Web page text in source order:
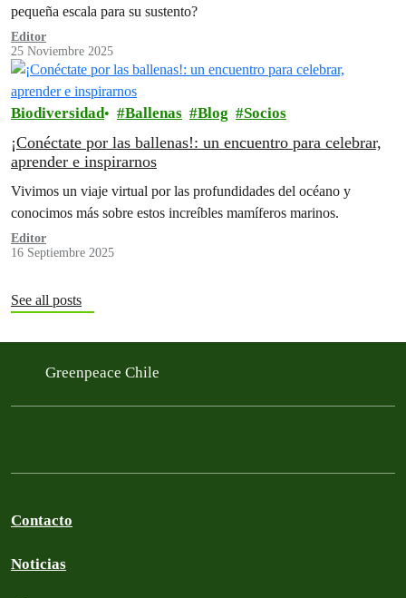
pequeña escala para su sustento?
Editor
25 Noviembre 2025
Biodiversidad Ballenas Blog Socios
¡Conéctate por las ballenas!: un encuentro para celebrar,
aprender e inspirarnos
Vivimos un viaje virtual por las profundidades del océano y
conocimos más sobre estos increíbles mamíferos marinos.
Editor
16 Septiembre 2025
See all posts
Greenpeace Chile
Contacto
Noticias